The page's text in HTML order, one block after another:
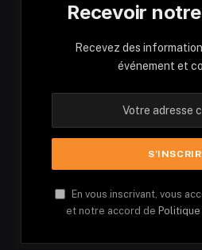
Recevoir
Recevez des
événement et
En vous inscrivant, vous
et notre accord de